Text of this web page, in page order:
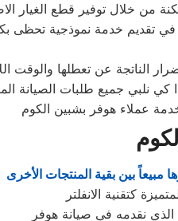
من خلال توفير قطع الغيار
في تقديم خدمة نموذجية تحظى
الناتجة عن تعطلها والوقت
نلبي جميع طلبات الصيانة
خدمة عملاء هوفر بشبين الكوم
مبيعاً بين بقية المنتجات الأخرى
الذي نقدمه في صيانة هوفر